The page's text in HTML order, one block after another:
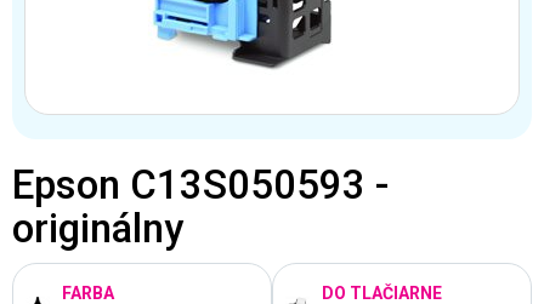
Epson C13S050593 -
originálny
FARBA
DO TLAČIARNE